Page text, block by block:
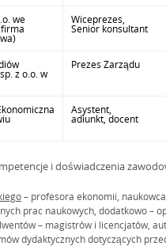
we Wiceprezes,
Senior konsultant
z o.o. w
Prezes Zarządu
Asystent,
adiunkt, docent
i doświadczenia
– profesora ekonomii,
prac naukowych, dodatkowo –
– magistrów i licencjatów,
dydaktycznych dotyczących